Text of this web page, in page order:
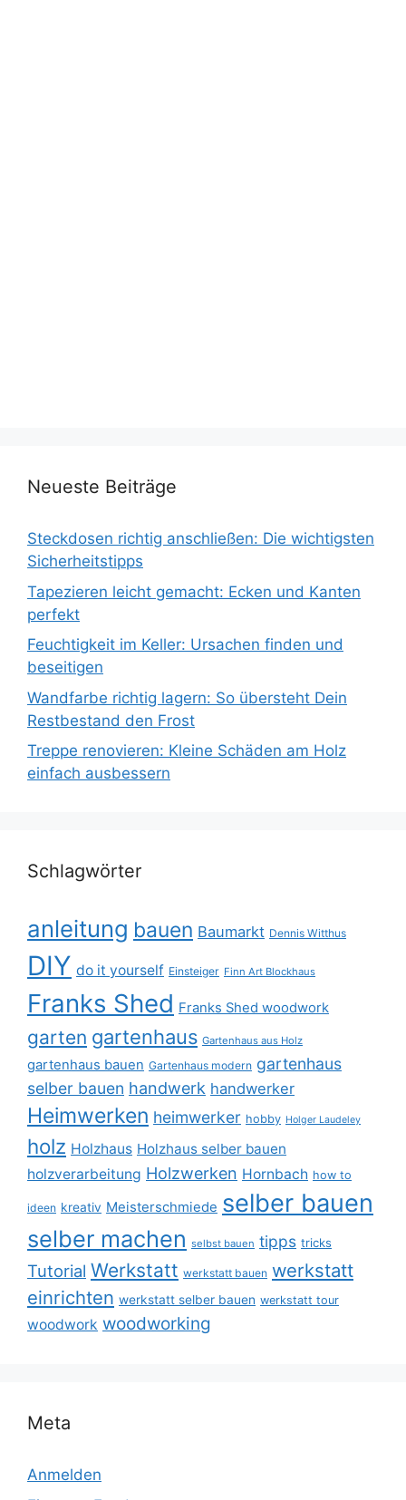
Neueste Beiträge
Steckdosen richtig anschließen: Die wichtigsten
Sicherheitstipps
Tapezieren leicht gemacht: Ecken und Kanten
perfekt
Feuchtigkeit im Keller: Ursachen finden und
beseitigen
Wandfarbe richtig lagern: So übersteht Dein
Restbestand den Frost
Treppe renovieren: Kleine Schäden am Holz
einfach ausbessern
Schlagwörter
anleitung bauen Baumarkt Dennis Witthus
DIY do it yourself Einsteiger Finn Art Blockhaus
Franks Shed Franks Shed woodwork
garten gartenhaus Gartenhaus aus Holz
gartenhaus bauen Gartenhaus modern gartenhaus
selber bauen handwerk handwerker
Heimwerken heimwerker hobby Holger Laudeley
holz Holzhaus Holzhaus selber bauen
holzverarbeitung Holzwerken Hornbach how to
ideen kreativ Meisterschmiede selber bauen
selber machen selbst bauen tipps tricks
Tutorial Werkstatt werkstatt bauen werkstatt
einrichten werkstatt selber bauen werkstatt tour
woodwork woodworking
Meta
Anmelden